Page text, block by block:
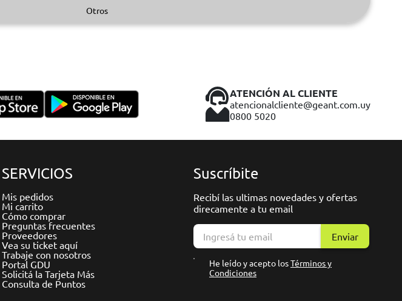
Otros
ATENCIÓN AL CLIENTE
atencionalcliente@geant.com.uy
0800 5020
SERVICIOS
Mis pedidos
Mi carrito
Cómo comprar
Preguntas frecuentes
Proveedores
Vea su ticket aquí
Trabaje con nosotros
Portal GDU
Solicitá la Tarjeta Más
Consulta de Puntos
Suscríbite
Recibí las ultimas novedades y ofertas
direcamente a tu email
Enviar
He leído y acepto losTérminos y
Condiciones